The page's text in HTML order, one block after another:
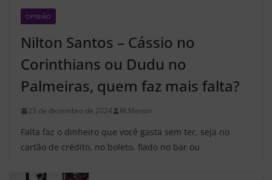
OPINIÃO
Nilton Santos – Cássio no
Corinthians ou Dudu no
Palmeiras, quem faz mais falta?
23 de dezembro de 2024 W.Menon
Falta faz o dinheiro que você gasta sem ter, seja no
cartão de crédito, no boleto, fiado no bar ou